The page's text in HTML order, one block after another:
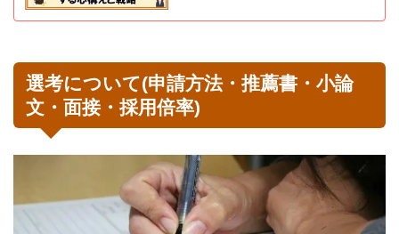
選考について(申請方法・推薦書・小論
文・面接・採用倍率)